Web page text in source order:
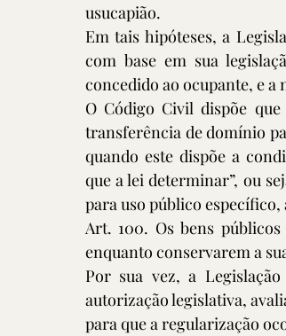
usucapião.
Em tais hipóteses, a
com base em sua
concedido ao ocupante, e a
O Código Civil dispõe
transferência de domínio
quando este dispõe a
que a lei determinar”, ou
para uso público específico,
Art. 100. Os bens
enquanto conservarem a
Por sua vez, a
autorização legislativa,
para que a regularização